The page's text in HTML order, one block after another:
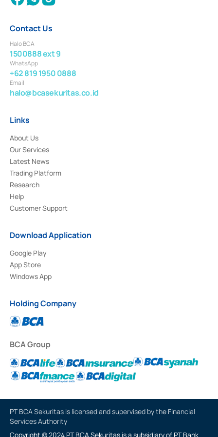
Contact Us
Halo BCA
1500888 ext 9
WhatsApp
+62 819 1950 0888
Email
halo@bcasekuritas.co.id
Links
About Us
Our Services
Latest News
Trading Platform
Research
Help
Customer Support
Download Application
Google Play
App Store
Windows App
Holding Company
BCA Group
PT BCA Sekuritas is licensed and supervised by the Financial
Services Authority
Copyright © 2024 PT BCA Sekuritas is a subsidiary of PT Bank